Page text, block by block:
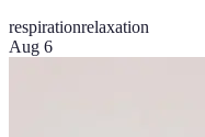
respirationrelaxation
Aug 6